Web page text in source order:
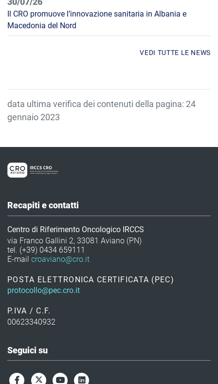
Il CRO promuove l’innovazione sanitaria in Albania e
Macedonia del Nord
VEDI TUTTE LE NEWS
data ultima verifica dei contenuti della pagina: 24
gennaio 2023
Recapiti e contatti
Centro di Riferimento Oncologico IRCCS
via Franco Gallini 2, 33081 Aviano (PN)
tel. (+39) 0434 659111
E-mail croaviano@cro.it
POSTA ELETTRONICA CERTIFICATA (PEC)
protocollo@pec.cro.it
P.IVA / C.F.
00623340932
Seguici su